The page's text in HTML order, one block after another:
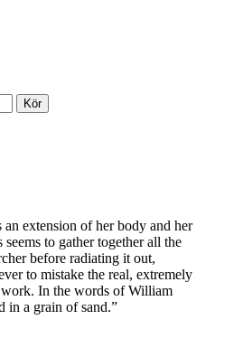
an extension of her body and her
to gather together all the
before radiating it out,
to mistake the real, extremely
In the words of William
in a grain of sand.”